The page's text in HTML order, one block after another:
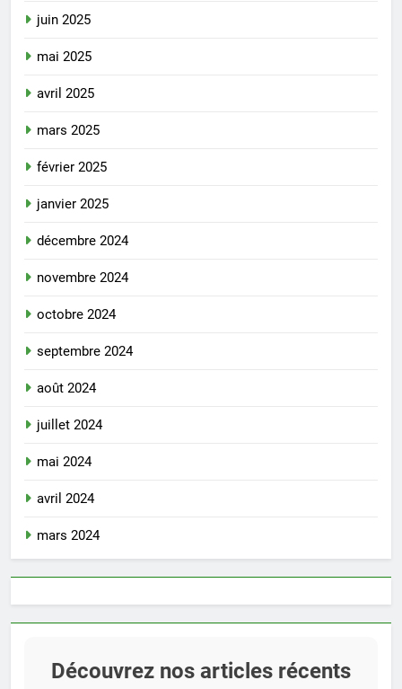
juin 2025
mai 2025
avril 2025
mars 2025
février 2025
janvier 2025
décembre 2024
novembre 2024
octobre 2024
septembre 2024
août 2024
juillet 2024
mai 2024
avril 2024
mars 2024
Découvrez nos articles récents